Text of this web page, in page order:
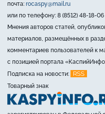
почта: rocaspy@mail.ru
или по телефону: 8 (8512) 48-18-06
Мнения авторов статей,
материалов, размещённых в
комментариев пользователей к
с позицией портала
Подписка на новости:
RSS
Товарный знак